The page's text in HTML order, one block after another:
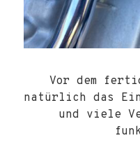
Vor dem
natürlich das
und viele